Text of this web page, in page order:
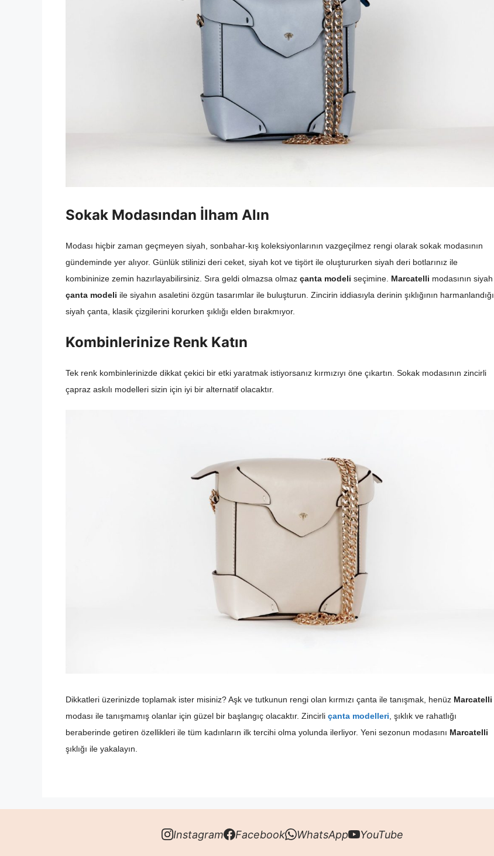
Sokak Modasından İlham Alın
Modası hiçbir zaman geçmeyen siyah, sonbahar-kış koleksiyonlarının vazgeçilmez rengi olarak sokak modasının
gündeminde yer alıyor. Günlük stilinizi deri ceket, siyah kot ve tişört ile oluştururken siyah deri botlarınız ile
kombininize zemin hazırlayabilirsiniz. Sıra geldi olmazsa olmaz çanta modeli seçimine. Marcatelli modasının siyah
çanta modeli ile siyahın asaletini özgün tasarımlar ile buluşturun. Zincirin iddiasıyla derinin şıklığının harmanlandığı
siyah çanta, klasik çizgilerini korurken şıklığı elden bırakmıyor.
Kombinlerinize Renk Katın
Tek renk kombinlerinizde dikkat çekici bir etki yaratmak istiyorsanız kırmızıyı öne çıkartın. Sokak modasının zincirli
çapraz askılı modelleri sizin için iyi bir alternatif olacaktır.
Dikkatleri üzerinizde toplamak ister misiniz? Aşk ve tutkunun rengi olan kırmızı çanta ile tanışmak, henüz Marcatelli
modası ile tanışmamış olanlar için güzel bir başlangıç olacaktır. Zincirli çanta modelleri , şıklık ve rahatlığı
beraberinde getiren özellikleri ile tüm kadınların ilk tercihi olma yolunda ilerliyor. Yeni sezonun modasını Marcatelli
şıklığı ile yakalayın.
Instagram Facebook WhatsApp YouTube